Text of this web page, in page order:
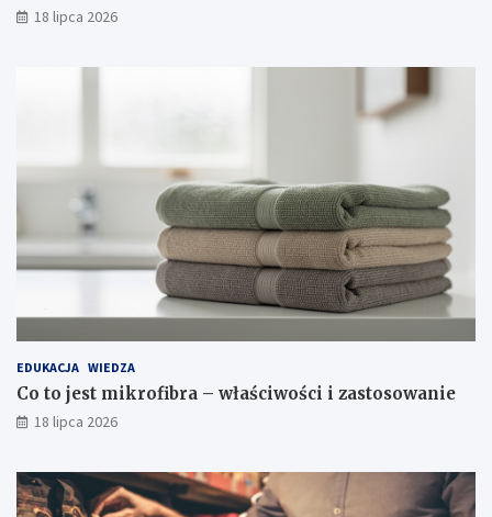
18 lipca 2026
EDUKACJA WIEDZA
Co to jest mikrofibra – właściwości i zastosowanie
18 lipca 2026